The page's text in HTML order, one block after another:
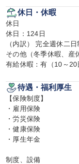
休日・休暇
休日
休日：124日
（内訳） 完全週休二
その他（冬季休暇、産
有給休暇：有（10～20
待遇・福利厚生
【保険制度】
・雇用保険
・労災保険
・健康保険
・厚生年金
制度、設備